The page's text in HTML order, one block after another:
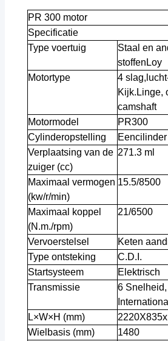
PR 300 motor
Specificatie
Type voertuig
Staal en
stoffen Loy
Motortype
4 slag, lucht
Kijk. Linge,
camshaft
Motormodel
PR300
Cylinderopstelling
Eencilinder
Verplaatsing van de
zuiger (cc)
271.3 ml
Maximaal vermogen
(kw/r/min)
15.5/8500
Maximaal koppel
(N.m./rpm)
21/6500
Vervoerstelsel
Keten
Type ontsteking
C.D.I.
Startsysteem
Elektrisch
Transmissie
6 Snelheid,
L×W×H (mm)
2220X835
Wielbasis (mm)
1480